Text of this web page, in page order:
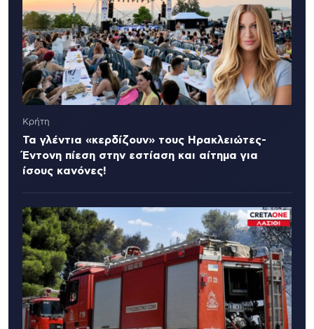
Κρήτη
Τα γλέντια «κερδίζουν» τους Ηρακλειώτες-
Έντονη πίεση στην εστίαση και αίτημα για
ίσους κανόνες!